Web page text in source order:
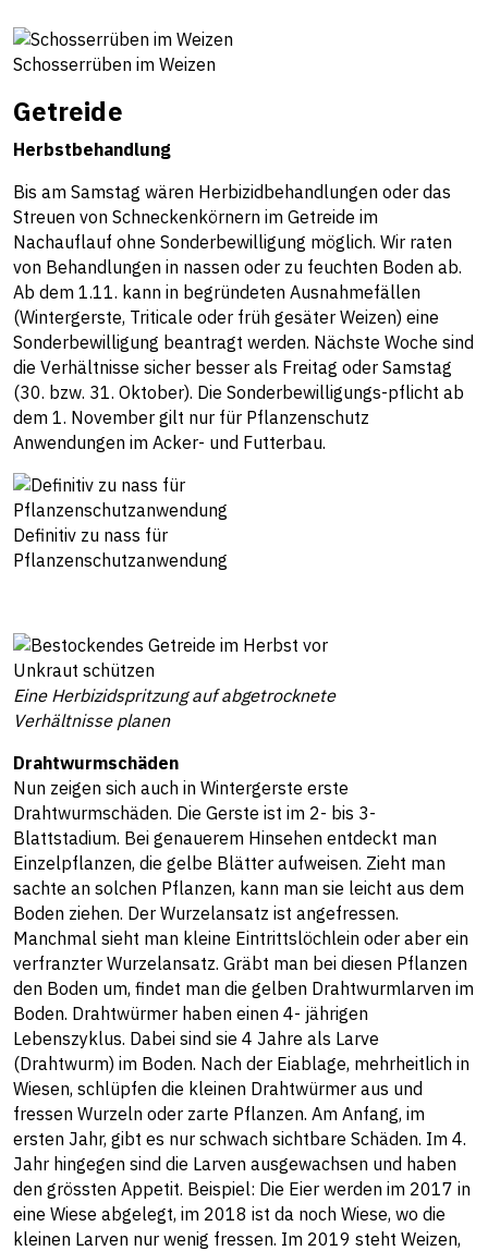
Schosserrüben im Weizen
Getreide
Herbstbehandlung
Bis am Samstag wären Herbizidbehandlungen oder das
Streuen von Schneckenkörnern im Getreide im
Nachauflauf ohne Sonderbewilligung möglich. Wir raten
von Behandlungen in nassen oder zu feuchten Boden ab.
Ab dem 1.11. kann in begründeten Ausnahmefällen
(Wintergerste, Triticale oder früh gesäter Weizen) eine
Sonderbewilligung beantragt werden. Nächste Woche sind
die Verhältnisse sicher besser als Freitag oder Samstag
(30. bzw. 31. Oktober). Die Sonderbewilligungs-pflicht ab
dem 1. November gilt nur für Pflanzenschutz
Anwendungen im Acker- und Futterbau.
Definitiv zu nass für
Pflanzenschutzanwendung
Eine Herbizidspritzung auf abgetrocknete
Verhältnisse planen
Drahtwurmschäden
Nun zeigen sich auch in Wintergerste erste
Drahtwurmschäden. Die Gerste ist im 2- bis 3-
Blattstadium. Bei genauerem Hinsehen entdeckt man
Einzelpflanzen, die gelbe Blätter aufweisen. Zieht man
sachte an solchen Pflanzen, kann man sie leicht aus dem
Boden ziehen. Der Wurzelansatz ist angefressen.
Manchmal sieht man kleine Eintrittslöchlein oder aber ein
verfranzter Wurzelansatz. Gräbt man bei diesen Pflanzen
den Boden um, findet man die gelben Drahtwurmlarven im
Boden. Drahtwürmer haben einen 4- jährigen
Lebenszyklus. Dabei sind sie 4 Jahre als Larve
(Drahtwurm) im Boden. Nach der Eiablage, mehrheitlich in
Wiesen, schlüpfen die kleinen Drahtwürmer aus und
fressen Wurzeln oder zarte Pflanzen. Am Anfang, im
ersten Jahr, gibt es nur schwach sichtbare Schäden. Im 4.
Jahr hingegen sind die Larven ausgewachsen und haben
den grössten Appetit. Beispiel: Die Eier werden im 2017 in
eine Wiese abgelegt, im 2018 ist da noch Wiese, wo die
kleinen Larven nur wenig fressen. Im 2019 steht Weizen,